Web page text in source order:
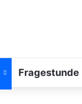
Fragestunde